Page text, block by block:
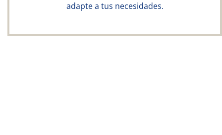
adapte a tus necesidades.